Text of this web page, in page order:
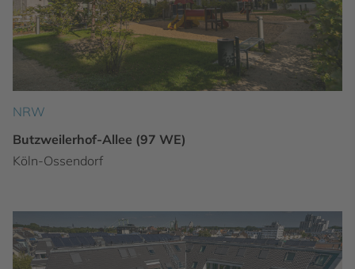
NRW
Butzweilerhof-Allee (97 WE)
Köln-Ossendorf